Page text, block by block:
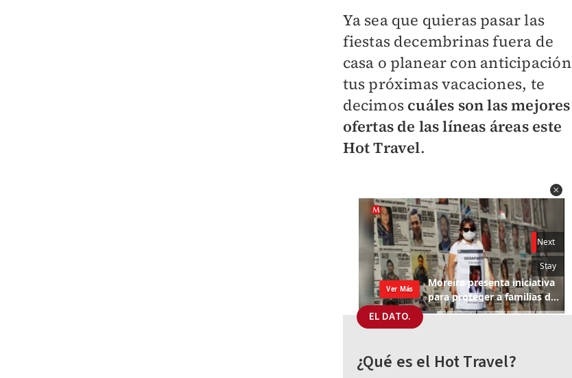
Ya sea que quieras pasar las
fiestas decembrinas fuera de
casa o planear con anticipación
tus próximas vacaciones, te
decimos cuáles son las mejores
ofertas de las líneas áreas este
Hot Travel.
EL DATO.
¿Qué es el Hot Travel?